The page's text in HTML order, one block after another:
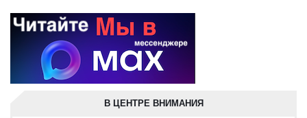
В ЦЕНТРЕ ВНИМАНИЯ